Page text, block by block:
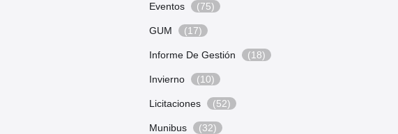
Eventos (75)
GUM (17)
Informe De Gestión (18)
Invierno (10)
Licitaciones (52)
Munibus (32)